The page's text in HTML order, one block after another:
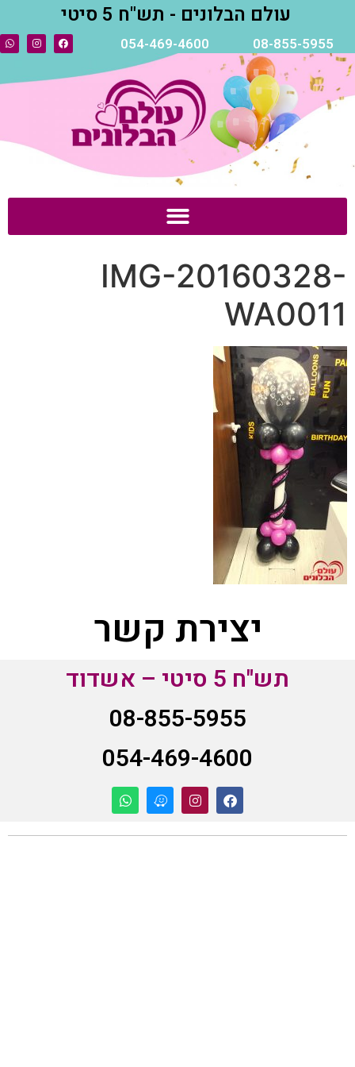
עולם הבלונים - תש"ח 5 סיטי
08-855-5955
054-469-4600
IMG-20160328-
WA0011
יצירת קשר
תש"ח 5 סיטי – אשדוד
08-855-5955
054-469-4600